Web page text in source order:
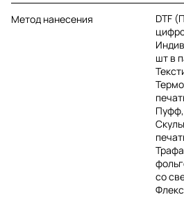
Метод нанесения
DTF
шт в
Пуфф,
со